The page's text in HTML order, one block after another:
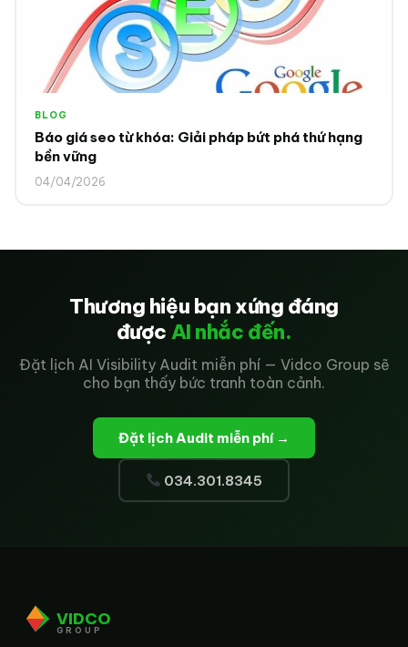
BLOG
Báo giá seo từ khóa: Giải pháp bứt phá thứ hạng
bền vững
04/04/2026
Thương hiệu bạn xứng đáng
được AI nhắc đến.
Đặt lịch AI Visibility Audit miễn phí — Vidco Group sẽ
cho bạn thấy bức tranh toàn cảnh.
Đặt lịch Audit miễn phí →
034.301.8345
VIDCO
GROUP